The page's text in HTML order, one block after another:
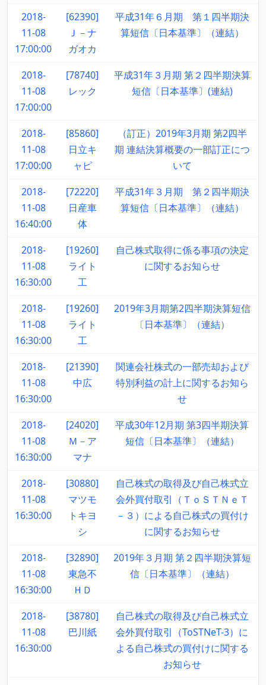
2018-
11-08
17:00:00
[62390]
Ｊ－ナ
ガオカ
平成31年６月期 第１四半期決
算短信〔日本基準〕（連結）
2018-
11-08
17:00:00
[78740]
レック
平成31年３月期 第２四半期決算
短信〔日本基準〕(連結)
2018-
11-08
17:00:00
[85860]
日立キ
ャピ
（訂正）2019年3月期 第2四半
期 連結決算概要の一部訂正につ
いて
2018-
11-08
16:40:00
[72220]
日産車
体
平成31年３月期 第２四半期決
算短信〔日本基準〕（連結）
2018-
11-08
16:30:00
[19260]
ライト
工
自己株式取得に係る事項の決定
に関するお知らせ
2018-
11-08
16:30:00
[19260]
ライト
工
2019年3月期第2四半期決算短信
〔日本基準〕（連結）
2018-
11-08
16:30:00
[21390]
中広
関連会社株式の一部売却および
特別利益の計上に関するお知ら
せ
2018-
11-08
16:30:00
[24020]
Ｍ－ア
マナ
平成30年12月期 第3四半期決算
短信〔日本基準〕（連結）
2018-
11-08
16:30:00
[30880]
マツモ
トキヨ
シ
自己株式の取得及び自己株式立
会外買付取引（ＴｏＳＴＮｅＴ
－３）による自己株式の買付け
に関するお知らせ
2018-
11-08
16:30:00
[32890]
東急不
ＨＤ
2019年３月期 第２四半期決算短
信〔日本基準〕（連結）
2018-
11-08
16:30:00
[38780]
巴川紙
自己株式の取得及び自己株式立
会外買付取引（ToSTNeT-3）に
よる自己株式の買付けに関する
お知らせ